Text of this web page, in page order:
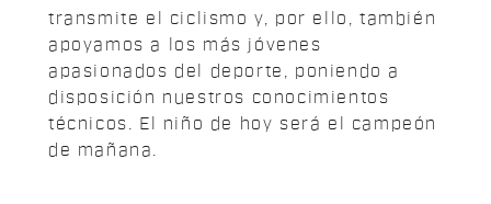
transmite el ciclismo y, por ello, también
apoyamos a los más jóvenes
apasionados del deporte, poniendo a
disposición nuestros conocimientos
técnicos. El niño de hoy será el campeón
de mañana.